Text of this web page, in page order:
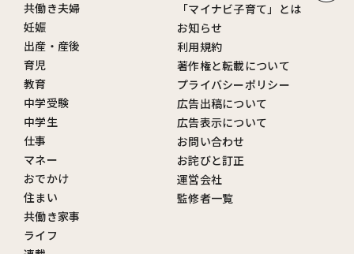
共働き夫婦
妊娠
出産・産後
育児
教育
中学受験
中学生
仕事
マネー
おでかけ
住まい
共働き家事
ライフ
「マイナビ子育て」とは
お知らせ
利用規約
著作権と転載について
プライバシーポリシー
広告出稿について
広告表示について
お問い合わせ
お詫びと訂正
運営会社
監修者一覧